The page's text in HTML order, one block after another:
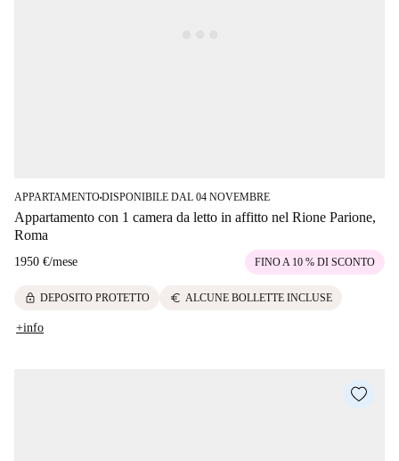
APPARTAMENTO■DISPONIBILE DAL 04 NOVEMBRE
Appartamento con 1 camera da letto in affitto nel Rione Parione,
Roma
1950 €/mese FINO A 10 % DI SCONTO
lock DEPOSITO PROTETTO euro ALCUNE BOLLETTE INCLUSE
+info